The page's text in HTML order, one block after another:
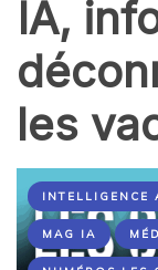
IA,
les
INTELLIGENCE
MAG IA